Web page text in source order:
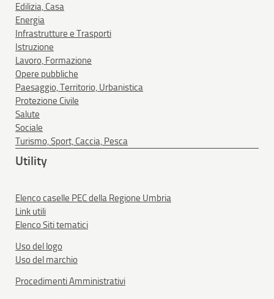
Edilizia, Casa
Energia
Infrastrutture e Trasporti
Istruzione
Lavoro, Formazione
Opere pubbliche
Paesaggio, Territorio, Urbanistica
Protezione Civile
Salute
Sociale
Turismo, Sport, Caccia, Pesca
Utility
Elenco caselle PEC della Regione Umbria
Link utili
Elenco Siti tematici
Uso del logo
Uso del marchio
Procedimenti Amministrativi